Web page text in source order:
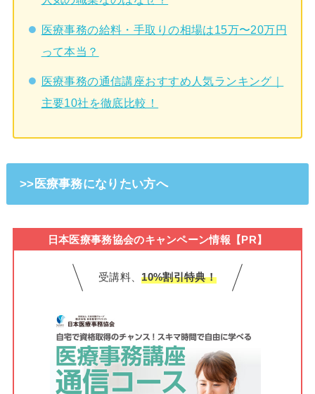
医療事務の給料・手取りの相場は15万〜20万円
って本当？
医療事務の通信講座おすすめ人気ランキング｜
主要10社を徹底比較！
>>医療事務になりたい方へ
日本医療事務協会のキャンペーン情報【PR】
受講料、10%割引特典！